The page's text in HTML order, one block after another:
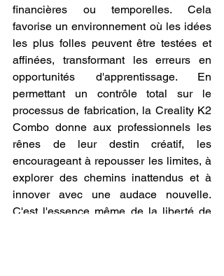
financières ou temporelles. Cela
favorise un environnement où les idées
les plus folles peuvent être testées et
affinées, transformant les erreurs en
opportunités d'apprentissage. En
permettant un contrôle total sur le
processus de fabrication, la Creality K2
Combo donne aux professionnels les
rênes de leur destin créatif, les
encourageant à repousser les limites, à
explorer des chemins inattendus et à
innover avec une audace nouvelle.
C'est l'essence même de la liberté de